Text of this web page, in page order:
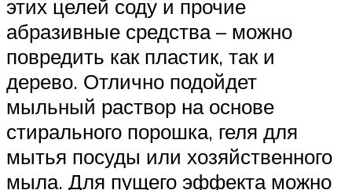
этих целей соду и прочие
абразивные средства – можно
повредить как пластик, так и
дерево. Отлично подойдет
мыльный раствор на основе
стирального порошка, геля для
мытья посуды или хозяйственного
мыла. Для пущего эффекта можно